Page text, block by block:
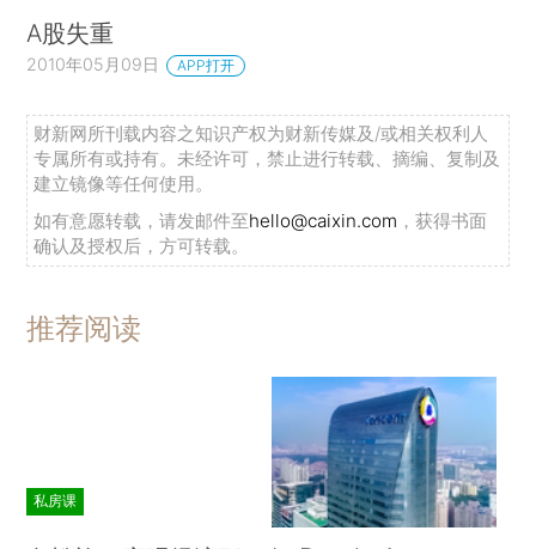
A股失重
2010年05月09日 APP打开
财新网所刊载内容之知识产权为财新传媒及/或相关权利人
专属所有或持有。未经许可，禁止进行转载、摘编、复制及
建立镜像等任何使用。
如有意愿转载，请发邮件至hello@caixin.com ，获得书面
确认及授权后，方可转载。
推荐阅读
私房课